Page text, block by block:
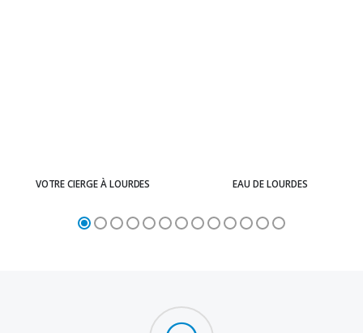
VOTRE CIERGE À LOURDES EAU DE LOURDES